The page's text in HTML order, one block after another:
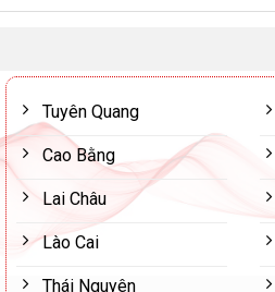
Tuyên Quang
Cao Bằng
Lai Châu
Lào Cai
Thái Nguyên